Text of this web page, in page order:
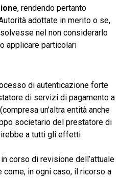
, rendendo pertanto
adottate in merito o se,
nel non considerarlo
applicare particolari
di autenticazione forte
di servizi di pagamento a
un’altra entità anche
societario del prestatore di
a tutti gli effetti
corso di revisione dell’attuale
in ogni caso, il ricorso a